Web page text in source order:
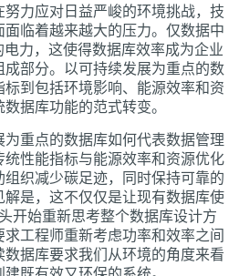
力应对日益严峻的环境挑战，技
临着越来越大的压力。仅数据中
力，这使得数据库效率成为企业
部分。以可持续发展为重点的数
到包括环境影响、能源效率和资
据库功能的范式转变。
重点的数据库如何代表数据管理
性能指标与能源效率和资源优化
织减少碳足迹，同时保持可靠的
是，这不仅仅是让现有数据库使
开始重新思考整个数据库设计方
工程师重新考虑功率和效率之间
据库要求我们从环境的角度来看